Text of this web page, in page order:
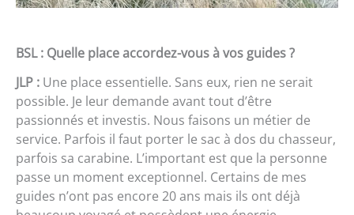
BSL : Quelle place accordez-vous à vos guides ?
JLP : Une place essentielle. Sans eux, rien ne serait
possible. Je leur demande avant tout d’être
passionnés et investis. Nous faisons un métier de
service. Parfois il faut porter le sac à dos du chasseur,
parfois sa carabine. L’important est que la personne
passe un moment exceptionnel. Certains de mes
guides n’ont pas encore 20 ans mais ils ont déjà